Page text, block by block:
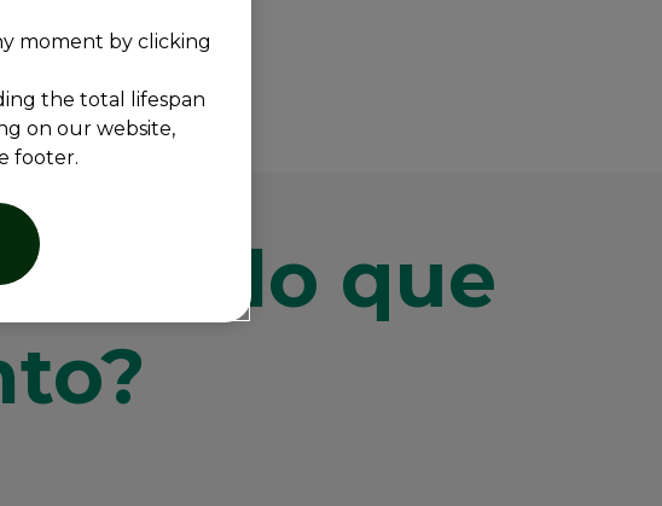
vida lo que
moment by clicking
the total lifespan
on our website,
footer.